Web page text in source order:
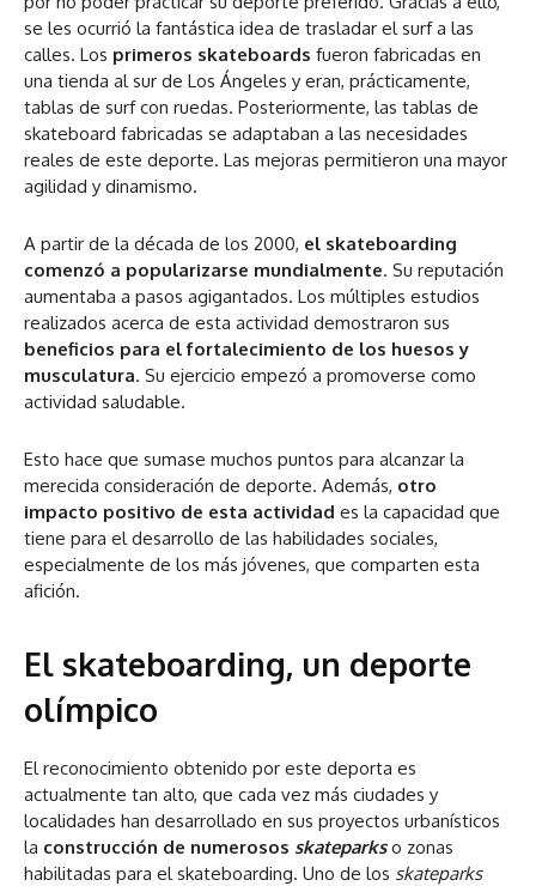
se les ocurrió la fantástica idea de trasladar el surf a las
calles. Los primeros skateboards fueron fabricadas en
una tienda al sur de Los Ángeles y eran, prácticamente,
tablas de surf con ruedas. Posteriormente, las tablas de
skateboard fabricadas se adaptaban a las necesidades
reales de este deporte. Las mejoras permitieron una mayor
agilidad y dinamismo.
A partir de la década de los 2000, el skateboarding
comenzó a popularizarse mundialmente. Su reputación
aumentaba a pasos agigantados. Los múltiples estudios
realizados acerca de esta actividad demostraron sus
beneficios para el fortalecimiento de los huesos y
musculatura. Su ejercicio empezó a promoverse como
actividad saludable.
Esto hace que sumase muchos puntos para alcanzar la
merecida consideración de deporte. Además, otro
impacto positivo de esta actividad es la capacidad que
tiene para el desarrollo de las habilidades sociales,
especialmente de los más jóvenes, que comparten esta
afición.
El skateboarding, un deporte
olímpico
El reconocimiento obtenido por este deporta es
actualmente tan alto, que cada vez más ciudades y
localidades han desarrollado en sus proyectos urbanísticos
la construcción de numerosos skateparkso zonas
habilitadas para el skateboarding. Uno de los skateparks